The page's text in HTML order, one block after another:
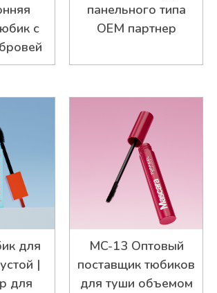
с
панельного типа
OEM партнер
для
|
для
MC-13 Оптовый
поставщик тюбиков
для туши объемом